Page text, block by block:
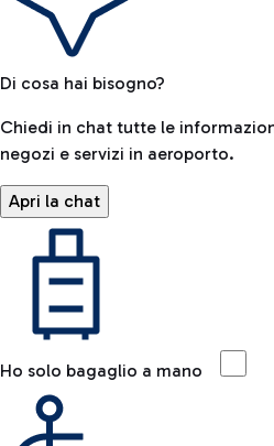
Di cosa hai bisogno?
Chiedi in chat tutte le
negozi e servizi in aeroporto.
Apri la chat
Ho solo bagaglio a mano